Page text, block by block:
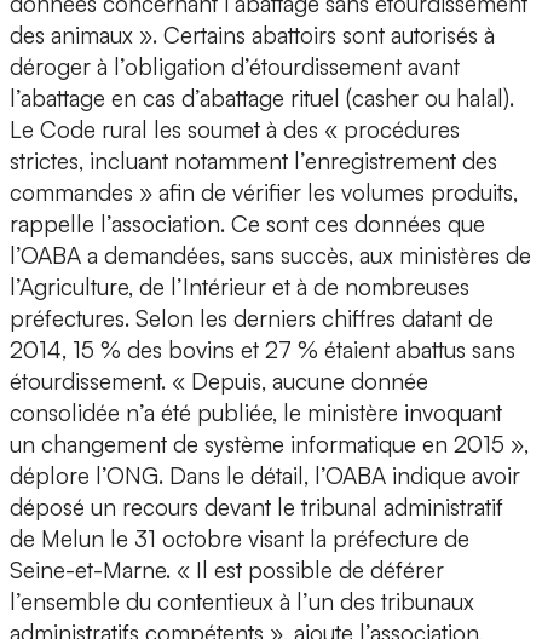
des animaux ». Certains abattoirs sont autorisés à
déroger à l’obligation d’étourdissement avant
l’abattage en cas d’abattage rituel (casher ou halal).
Le Code rural les soumet à des « procédures
strictes, incluant notamment l’enregistrement des
commandes » afin de vérifier les volumes produits,
rappelle l’association. Ce sont ces données que
l’OABA a demandées, sans succès, aux ministères de
l’Agriculture, de l’Intérieur et à de nombreuses
préfectures. Selon les derniers chiffres datant de
2014, 15 % des bovins et 27 % étaient abattus sans
étourdissement. « Depuis, aucune donnée
consolidée n’a été publiée, le ministère invoquant
un changement de système informatique en 2015 »,
déplore l’ONG. Dans le détail, l’OABA indique avoir
déposé un recours devant le tribunal administratif
de Melun le 31 octobre visant la préfecture de
Seine-et-Marne. « Il est possible de déférer
l’ensemble du contentieux à l’un des tribunaux
administratifs compétents », ajoute l’association,